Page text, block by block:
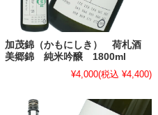
加茂錦（かもにしき） 荷札酒
美郷錦 純米吟醸 1800ml
¥4,000(税込 ¥4,400)